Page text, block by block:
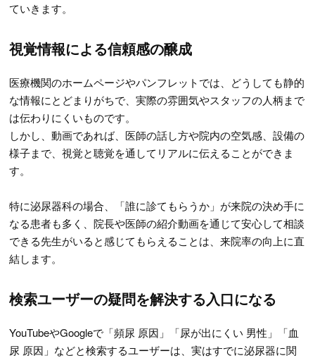
ていきます。
視覚情報による信頼感の醸成
医療機関のホームページやパンフレットでは、どうしても静的
な情報にとどまりがちで、実際の雰囲気やスタッフの人柄まで
は伝わりにくいものです。
しかし、動画であれば、医師の話し方や院内の空気感、設備の
様子まで、視覚と聴覚を通してリアルに伝えることができま
す。
特に泌尿器科の場合、「誰に診てもらうか」が来院の決め手に
なる患者も多く、院長や医師の紹介動画を通じて安心して相談
できる先生がいると感じてもらえることは、来院率の向上に直
結します。
検索ユーザーの疑問を解決する入口になる
YouTubeやGoogleで「頻尿 原因」「尿が出にくい 男性」「血
尿 原因」などと検索するユーザーは、実はすでに泌尿器に関